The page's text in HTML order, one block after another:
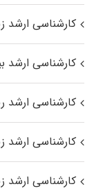
کارشناسی
کارشناسی ارشد
کارشناسی ارشد
کارشناسی
کارشناسی